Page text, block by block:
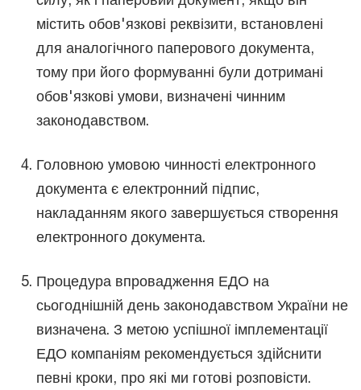
містить обов'язкові реквізити, встановлені
для аналогічного паперового документа,
тому при його формуванні були дотримані
обов'язкові умови, визначені чинним
законодавством.
Головною умовою чинності електронного
документа є електронний підпис,
накладанням якого завершується створення
електронного документа.
Процедура впровадження ЕДО на
сьогоднішній день законодавством України не
визначена. З метою успішної імплементації
ЕДО компаніям рекомендується здійснити
певні кроки, про які ми готові розповісти.